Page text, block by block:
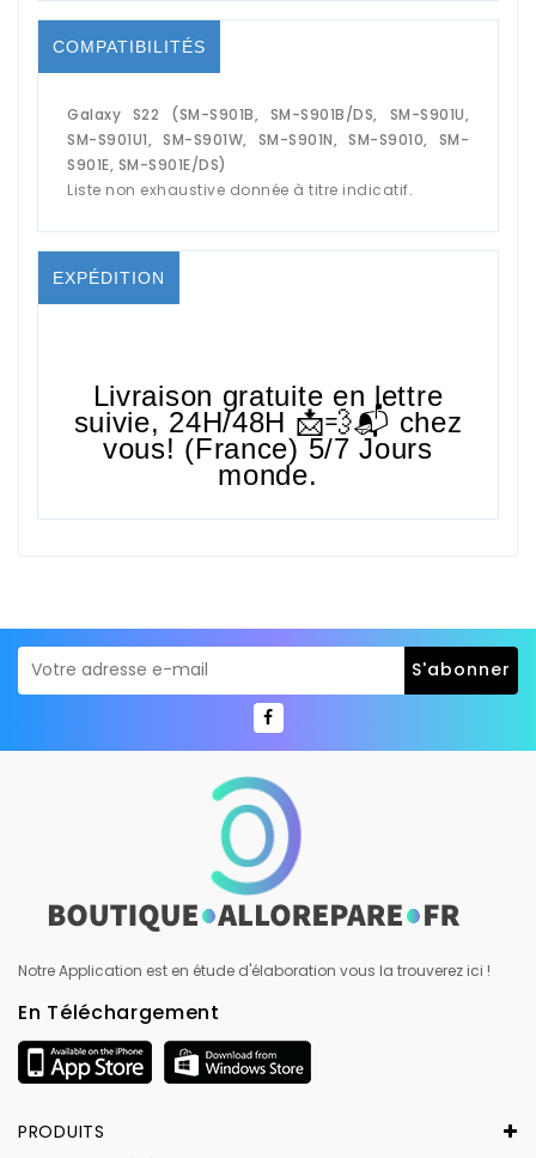
COMPATIBILITÉS
Galaxy S22 (SM-S901B, SM-S901B/DS, SM-S901U,
SM-S901U1, SM-S901W, SM-S901N, SM-S9010, SM-
S901E, SM-S901E/DS)
Liste non exhaustive donnée à titre indicatif.
EXPÉDITION
Livraison gratuite en lettre
suivie, 24H/48H 📩💨📬 chez
vous! (France) 5/7 Jours
monde.
Notre Application est en étude d'élaboration vous la trouverez ici !
En Téléchargement
PRODUITS